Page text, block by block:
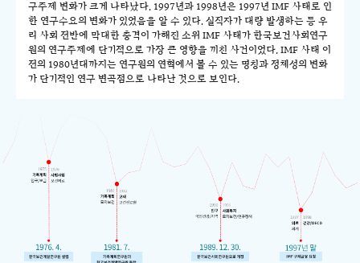
구주제 변화가 크게 나타났다. 1997년과 1998년은 1997년 IMF 사태로 인
한 연구수요의 변화가 있었음을 알 수 있다. 실직자가 대량 발생하는 등 우
리 사회 전반에 막대한 충격이 가해진 소위 IMF 사태가 한국보건사회연구
원의 연구주제에 단기적으로 가장 큰 영향을 끼친 사건이었다. IMF 사태 이
전의 1980년대까지는 연구원의 연혁에서 볼 수 있는 명칭과 정체성의 변화
가 단기적인 연구 변곡점으로 나타난 것으로 보인다.